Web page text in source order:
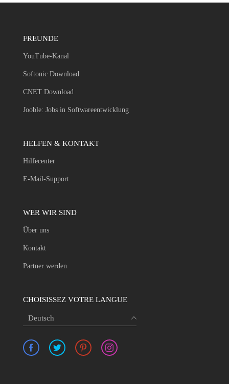
FREUNDE
YouTube-Kanal
Softonic Download
CNET Download
Jooble: Jobs in Softwareentwicklung
HELFEN & KONTAKT
Hilfecenter
E-Mail-Support
WER WIR SIND
Über uns
Kontakt
Partner werden
CHOISISSEZ VOTRE LANGUE
Deutsch